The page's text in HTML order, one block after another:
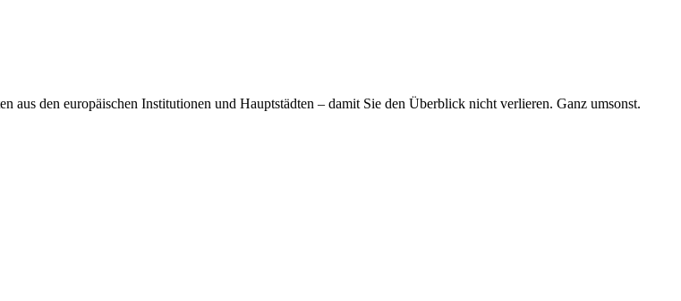
den europäischen Institutionen und Hauptstädten – damit Sie den Überblick nicht verlieren. Ganz umsonst.